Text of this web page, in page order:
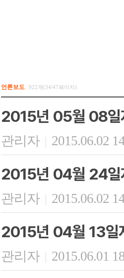
언론보도 922개(34/47페이지)
2015년 05월 08일
관리자 | 2015.06.02
2015년 04월 24일
관리자 | 2015.06.02
2015년 04월 13일
관리자 | 2015.06.01